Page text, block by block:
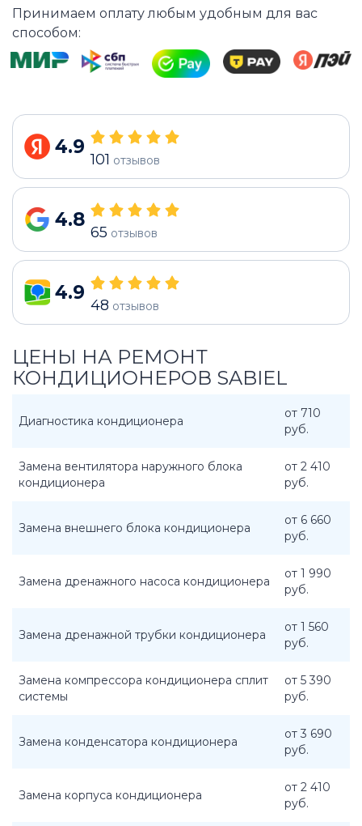
Принимаем оплату любым удобным для вас
способом:
4.9
101 отзывов
4.8
65 отзывов
4.9
48 отзывов
ЦЕНЫ НА РЕМОНТ
КОНДИЦИОНЕРОВ SABIEL
Диагностика кондиционера
от 710
руб.
Замена вентилятора наружного блока
кондиционера
от 2 410
руб.
Замена внешнего блока кондиционера
от 6 660
руб.
Замена дренажного насоса кондиционера
от 1 990
руб.
Замена дренажной трубки кондиционера
от 1 560
руб.
Замена компрессора кондиционера сплит
системы
от 5 390
руб.
Замена конденсатора кондиционера
от 3 690
руб.
Замена корпуса кондиционера
от 2 410
руб.